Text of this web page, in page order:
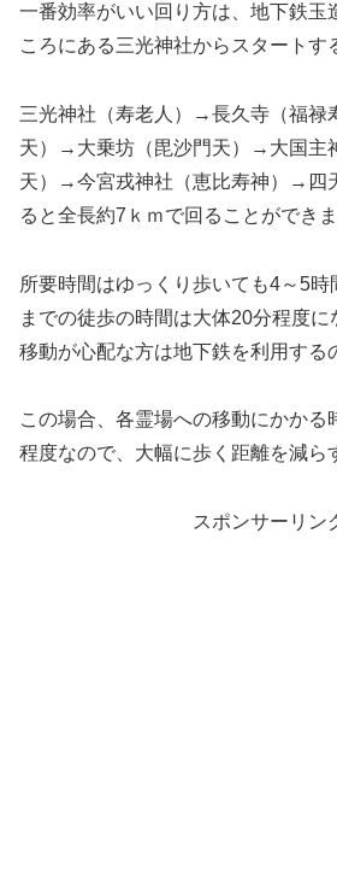
一番効率がいい回り方は、地下鉄玉
ころにある三光神社からスタートす
三光神社（寿老人）→長久寺（福
天）→大乗坊（毘沙門天）→大国主
天）→今宮戎神社（恵比寿神）→四
ると全長約7ｋｍで回ることができま
所要時間はゆっくり歩いても4～5
までの徒歩の時間は大体20分程度
移動が心配な方は地下鉄を利用する
この場合、各霊場への移動にかかる
程度なので、大幅に歩く距離を減ら
スポンサーリン